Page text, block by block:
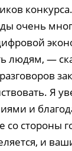
очень
людям, —
Я
и
стороны
и